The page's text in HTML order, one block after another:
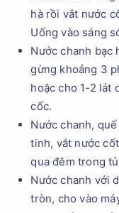
hà rồi vắt nước
Uống vào sáng
Nước chanh bạc
gừng khoảng 3
hoặc cho 1-2 lát
cốc.
Nước chanh,
tinh, vắt nước
qua đêm trong
Nước chanh với
tròn, cho vào